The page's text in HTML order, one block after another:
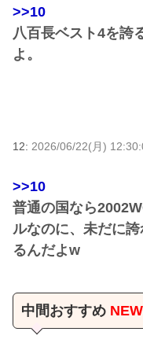
>>10
八百長ベスト4を誇
よ。
12: 2026/06/22(月)
>>10
普通の国なら
ルなのに、未だに
るんだよw
中間おすすめ